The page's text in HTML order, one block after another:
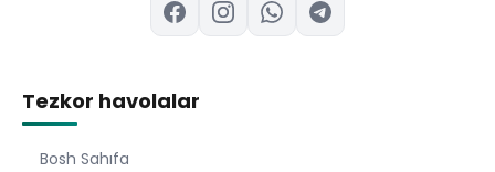
Tezkor havolalar
Bosh Sahıfa